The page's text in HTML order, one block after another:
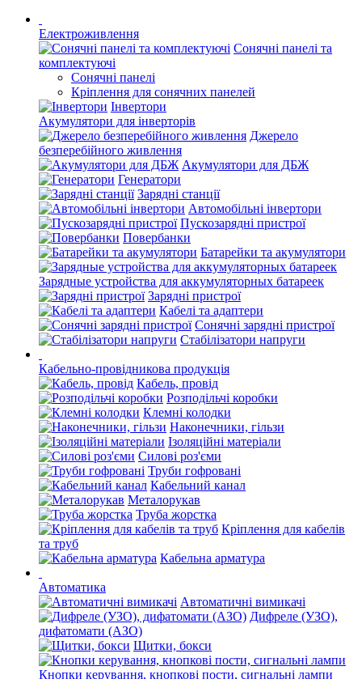
Електроживлення
Сонячні панелі та
комплектуючі
Сонячні панелі
Кріплення для сонячних панелей
Інвертори
Акумулятори для інверторів
Джерело
безперебійного живлення
Акумулятори для ДБЖ
Генератори
Зарядні станції
Автомобільні інвертори
Пускозарядні пристрої
Повербанки
Батарейки та акумулятори
Зарядные устройства для аккумуляторных батареек
Зарядні пристрої
Кабелі та адаптери
Сонячні зарядні пристрої
Стабілізатори напруги
Кабельно-провідникова продукція
Кабель, провід
Розподільчі коробки
Клемні колодки
Наконечники, гільзи
Ізоляційні матеріали
Силові роз'єми
Труби гофровані
Кабельний канал
Металорукав
Труба жорстка
Кріплення для кабелів
та труб
Кабельна арматура
Автоматика
Автоматичні вимикачі
Дифреле (УЗО),
дифатомати (АЗО)
Щитки, бокси
Кнопки керування, кнопкові пости, сигнальні лампи